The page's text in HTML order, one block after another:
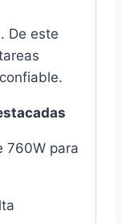
De este
760W para